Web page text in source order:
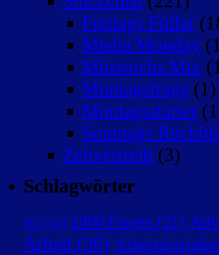
Freitags Füller
Media Monday
Mittwochs Mix
Montagsfrage (1)
Montagsstarter
Sonntags
Zeitvertreib (3)
Schlagwörter
5G (14) 1000 Fragen (21)
Arbeit (36)